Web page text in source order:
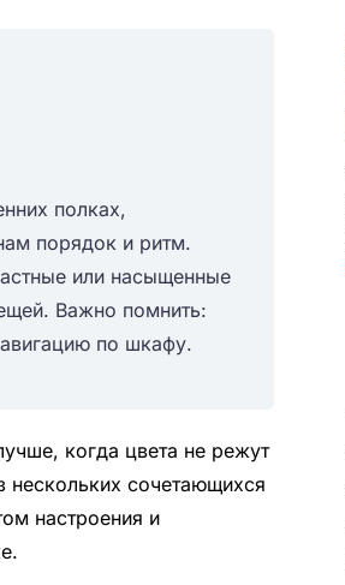
полках,
порядок и ритм.
или насыщенные
Важно помнить:
по шкафу.
когда цвета не режут
нескольких сочетающихся
настроения и